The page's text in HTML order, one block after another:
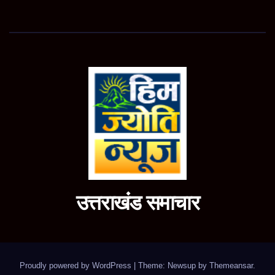
उत्तराखंड समाचार
Proudly powered by WordPress Theme: Newsup by Themeansar.